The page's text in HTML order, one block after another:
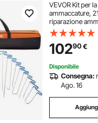
VEVOR Kit per
ammaccature,
riparazione
vernice,
per rimozione
grandine per
gradine
10290€
Disponibile
Consegna:
Ago. 16